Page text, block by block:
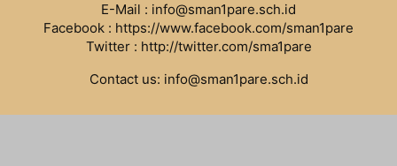
E-Mail : info@sman1pare.sch.id
Facebook : https://www.facebook.com/sman1pare
Twitter : http://twitter.com/sma1pare
Contact us: info@sman1pare.sch.id